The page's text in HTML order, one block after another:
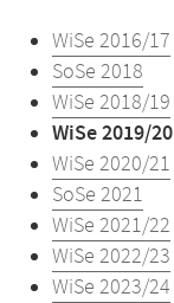
WiSe 2016/17
SoSe 2018
WiSe 2018/19
WiSe 2019/20
WiSe 2020/21
SoSe 2021
WiSe 2021/22
WiSe 2022/23
WiSe 2023/24